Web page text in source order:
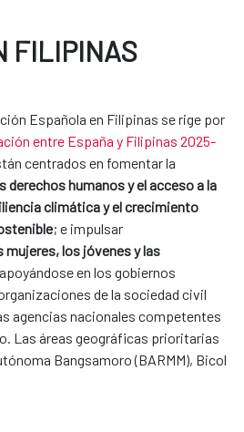
FILIPINAS
Española en Filipinas se rige por
entre España y Filipinas 2025-
centrados en fomentar la
humanos y el acceso a la
climática y el crecimiento
; e impulsar
los jóvenes y las
en los gobiernos
de la sociedad civil
agencias nacionales competentes
Las áreas geográficas prioritarias
Bangsamoro (BARMM), Bicol